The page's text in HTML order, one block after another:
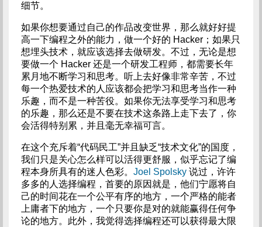
细节。
如果你想要通过自己的作品改变世界，那么就好好提
高一下编程之外的能力，做一个好的 Hacker；如果只
想埋头技术，就应该选择去做研发。不过，无论是想
要做一个 Hacker 还是一个研发工程师，都需要长年
累月地不断学习和思考。听上去好像非常辛苦，不过
每一个热爱技术的人应该都会把学习和思考当作一种
乐趣，而不是一种苦役。如果你无法享受学习和思考
的乐趣，那么还是不要在技术这条路上走下去了，你
会活得特别累，并且毫无幸福可言。
在这个充斥着“代码民工”并且缺乏“技术文化”的国度，
我们只是关心怎么样可以活得更舒服，似乎忘记了编
程本身所具有的迷人色彩。 Joel Spolsky说过，许许
多多的人选择编程，首要的原因就是，他们宁愿将自
己的时间花在一个公平有序的地方，一个严格的能者
上庸者下的地方，一个只要你是对的就能赢得任何争
论的地方。此外，我觉得选择编程还可以获得最大限